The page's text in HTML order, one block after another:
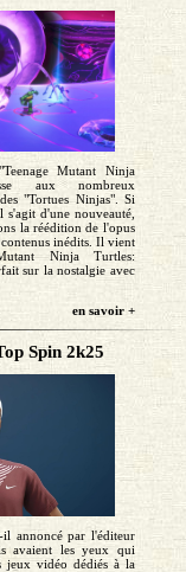
Mutant Ninja
aux nombreux
"Tortues Ninjas". Si
s'agit d'une nouveauté,
la réédition de l'opus
inédits. Il vient
Ninja Turtles:
sur la nostalgie avec
en savoir +
Spin 2k25
annoncé par l'éditeur
avaient les yeux qui
vidéo dédiés à la